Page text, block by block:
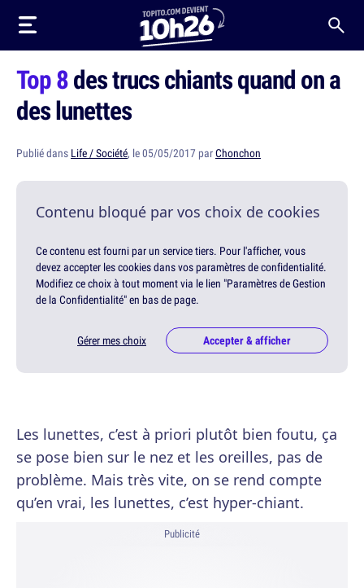
Top 8des trucs chiants quand on a
des lunettes
Publié dans Life / Société, le 05/05/2017 parChonchon
Contenu bloqué par vos choix de cookies
Ce contenu est fourni par un service tiers. Pour l'afficher, vous
devez accepter les cookies dans vos paramètres de confidentialité.
Modifiez ce choix à tout moment via le lien "Paramètres de Gestion
de la Confidentialité" en bas de page.
Gérer mes choix Accepter & afficher
Les lunettes, c’est à priori plutôt bien foutu, ça
se pose bien sur le nez et les oreilles, pas de
problème. Mais très vite, on se rend compte
qu’en vrai, les lunettes, c’est hyper-chiant.
Publicité